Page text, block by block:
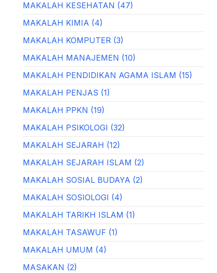
MAKALAH KESEHATAN (47)
MAKALAH KIMIA (4)
MAKALAH KOMPUTER (3)
MAKALAH MANAJEMEN (10)
MAKALAH PENDIDIKAN AGAMA ISLAM (15)
MAKALAH PENJAS (1)
MAKALAH PPKN (19)
MAKALAH PSIKOLOGI (32)
MAKALAH SEJARAH (12)
MAKALAH SEJARAH ISLAM (2)
MAKALAH SOSIAL BUDAYA (2)
MAKALAH SOSIOLOGI (4)
MAKALAH TARIKH ISLAM (1)
MAKALAH TASAWUF (1)
MAKALAH UMUM (4)
MASAKAN (2)